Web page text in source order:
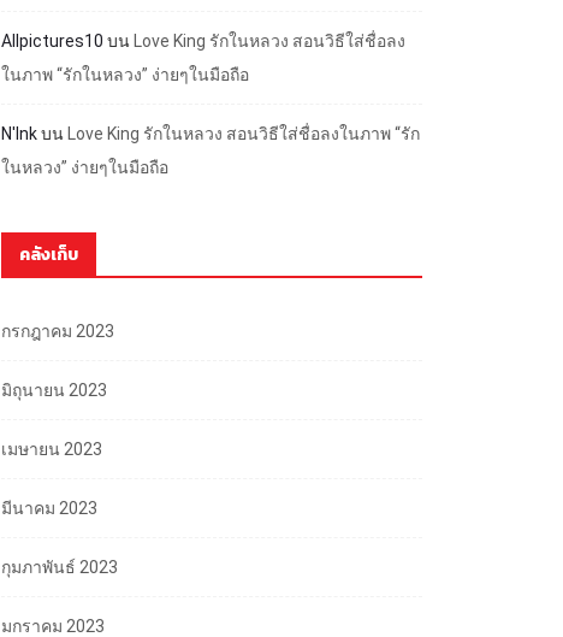
Allpictures10 บนLove King รักในหลวง สอนวิธีใส่ชื่อลง
ในภาพ “รักในหลวง” ง่ายๆในมือถือ
N'InkบนLove King รักในหลวง สอนวิธีใส่ชื่อลงในภาพ “รัก
ในหลวง” ง่ายๆในมือถือ
คลังเก็บ
กรกฎาคม 2023
มิถุนายน 2023
เมษายน 2023
มีนาคม 2023
กุมภาพันธ์ 2023
มกราคม 2023